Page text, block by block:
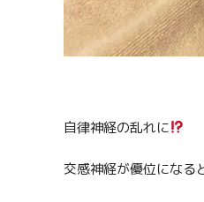
自律神経の乱れに
交感神経が優位になる